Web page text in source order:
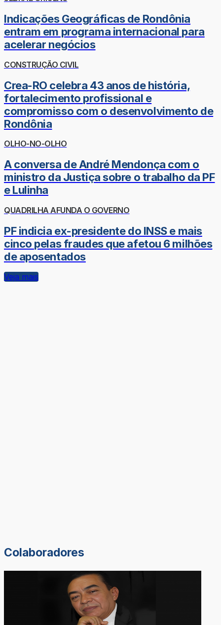
Indicações Geográficas de Rondônia
entram em programa internacional para
acelerar negócios
CONSTRUÇÃO CIVIL
Crea-RO celebra 43 anos de história,
fortalecimento profissional e
compromisso com o desenvolvimento de
Rondônia
OLHO-NO-OLHO
A conversa de André Mendonça com o
ministro da Justiça sobre o trabalho da PF
e Lulinha
QUADRILHA AFUNDA O GOVERNO
PF indicia ex-presidente do INSS e mais
cinco pelas fraudes que afetou 6 milhões
de aposentados
Veja mais
Colaboradores